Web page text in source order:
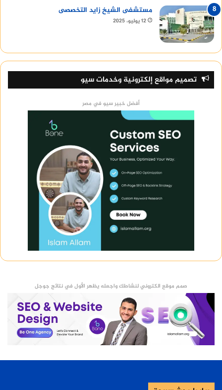
مستشفى الشيخ زايد التخصصى
12 يوليو، 2025
تصميم مواقع إلكترونية وخدمات سيو
أفضل خبير سيو في مصر
صمم موقع الكتروني لنشاطك واجعله يظهر الأول في نتائج جوجل